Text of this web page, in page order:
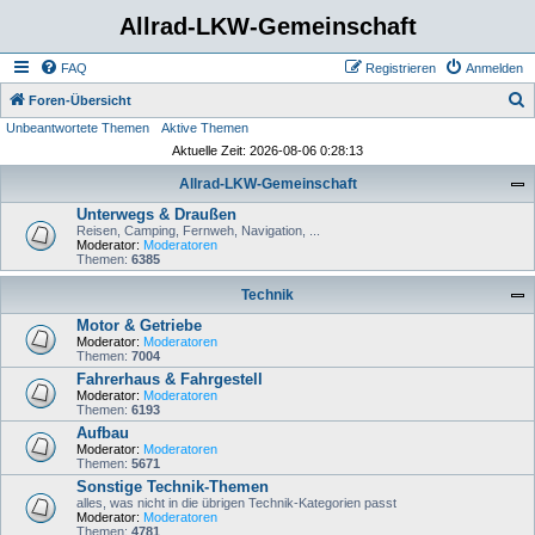
Allrad-LKW-Gemeinschaft
FAQ Anmelden
Registrieren
Foren-Übersicht
Unbeantwortete Themen
Aktive Themen
Aktuelle Zeit: 2026-08-06 0:28:13
Allrad-LKW-Gemeinschaft
Unterwegs & Draußen
Reisen, Camping, Fernweh, Navigation, ...
Moderator: Moderatoren
Themen: 6385
Technik
Motor & Getriebe
Moderator: Moderatoren
Themen: 7004
Fahrerhaus & Fahrgestell
Moderator: Moderatoren
Themen: 6193
Aufbau
Moderator: Moderatoren
Themen: 5671
Sonstige Technik-Themen
alles, was nicht in die übrigen Technik-Kategorien passt
Moderator: Moderatoren
Themen: 4781